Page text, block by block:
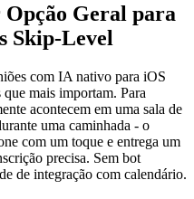
Opção Geral para
Skip-Level
com IA nativo para iOS
mais importam. Para
acontecem em uma sala de
uma caminhada - o
com um toque e entrega um
precisa. Sem bot
de integração com calendário.